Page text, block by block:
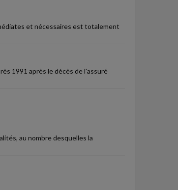
et nécessaires est totalement
1991 après le décès de l'assuré
au nombre desquelles la